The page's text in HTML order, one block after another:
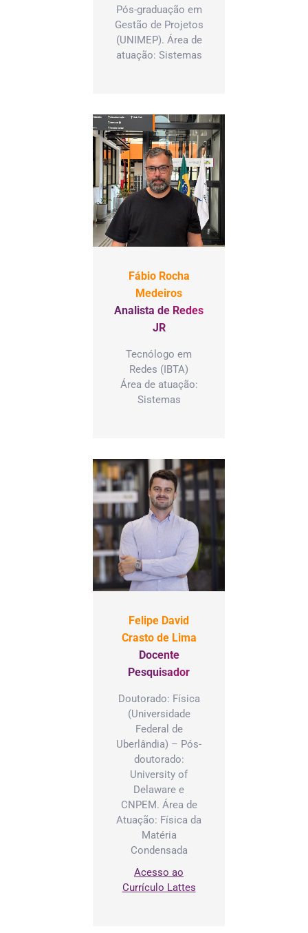
Pós-graduação em
Gestão de Projetos
(UNIMEP). Área de
atuação: Sistemas
Fábio Rocha
Medeiros
Analista de Redes
JR
Tecnólogo em
Redes (IBTA)
Área de atuação:
Sistemas
Felipe David
Crasto de Lima
Docente
Pesquisador
Doutorado: Física
(Universidade
Federal de
Uberlândia) – Pós-
doutorado:
University of
Delaware e
CNPEM. Área de
Atuação: Física da
Matéria
Condensada
Acesso ao
Currículo Lattes